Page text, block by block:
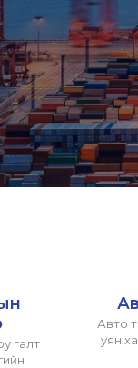
галт
Авто
уян